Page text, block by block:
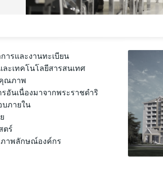
ารและงานทะเบียน
ะเทคโนโลยีสารสนเทศ
ณภาพ
อันเนื่องมาจากพระราชดำริ
บภายใน
ตร์
ภาพลักษณ์องค์กร